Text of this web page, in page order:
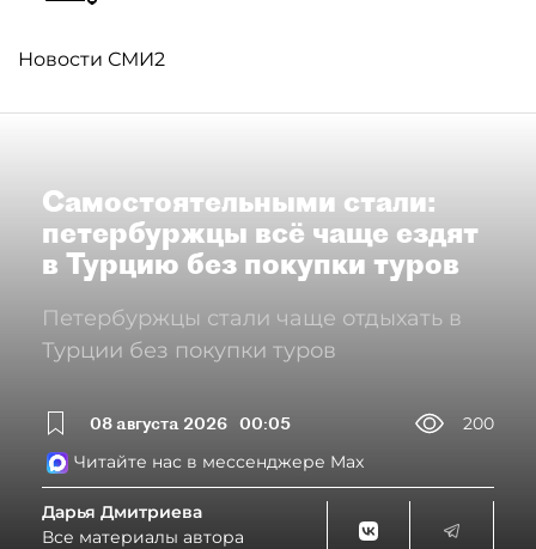
Новости СМИ2
Самостоятельными стали:
петербуржцы всё чаще ездят
в Турцию без покупки туров
Петербуржцы стали чаще отдыхать в
Турции без покупки туров
08 августа 2026 00:05
200
Читайте нас в мессенджере Max
Дарья Дмитриева
Все материалы автора